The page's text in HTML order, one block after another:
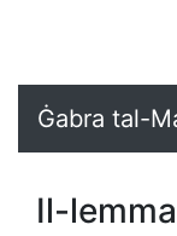
Ġabra tal-
Il-lemma